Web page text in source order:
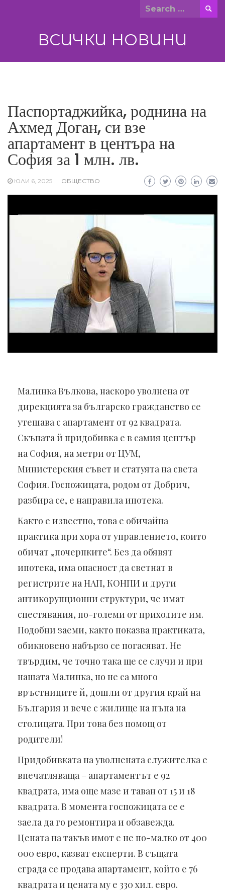
Search
ВСИЧКИ НОВИНИ
Паспортаджийка, роднина на
Ахмед Доган, си взе
апартамент в центъра на
София за 1 млн. лв.
ЮЛИ 6, 2025 ОБЩЕСТВО
Малинка Вълкова, наскоро уволнена от
дирекцията за българско гражданство се
утешава с апартамент от 92 квадрата.
Скъпата й придобивка е в самия център
на София, на метри от ЦУМ,
Министерския съвет и статуята на света
София. Госпожицата, родом от Добрич,
разбира се, е направила ипотека.
Както е известно, това е обичайна
практика при хора от управлението, които
обичат „почерпките“. Без да обявят
ипотека, има опасност да светнат в
регистрите на НАП, КОНПИ и други
антикорупционни структури, че имат
спестявания, по-големи от приходите им.
Подобни заеми, както показва практиката,
обикновено набързо се погасяват. Не
твърдим, че точно така ще се случи и при
нашата Малинка, но не са много
връстниците й, дошли от другия край на
България и вече с жилище на пъпа на
столицата. При това без помощ от
родители!
Придобивката на уволнената служителка е
впечатляваща – апартаментът е 92
квадрата, има още мазе и таван от 15 и 18
квадрата. В момента госпожицата се е
заела да го ремонтира и обзавежда.
Цената на такъв имот е не по-малко от 400
000 евро, казват експерти. В същата
сграда се продава апартамент, който е 76
квадрата и цената му е 330 хил. евро.